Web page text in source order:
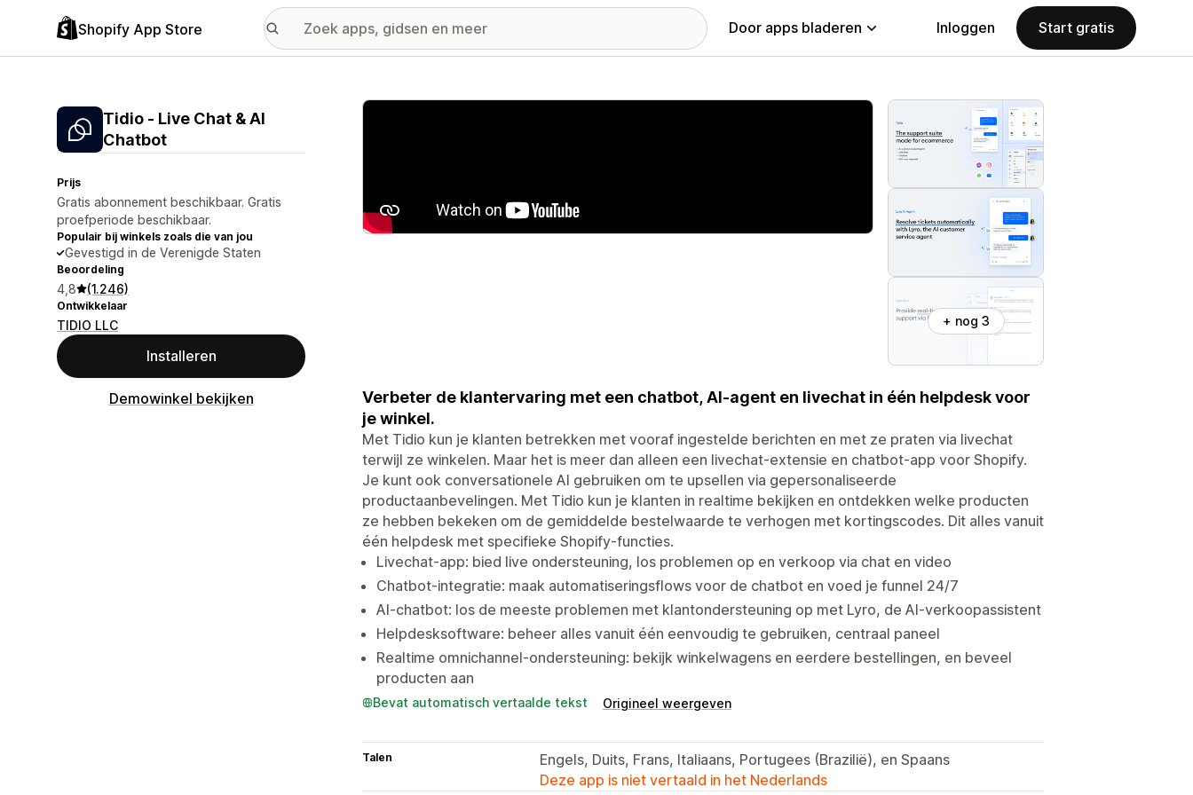
Shopify App Store Door apps bladeren Inloggen Start gratis
Tidio ‑ Live Chat & AI
Chatbot
Prijs
Gratis abonnement beschikbaar. Gratis
proefperiode beschikbaar.
Populair bij winkels zoals die van jou
Gevestigd in de Verenigde Staten
Beoordeling
4,8 (1.246)
Ontwikkelaar
TIDIO LLC
Installeren
Demowinkel bekijken
Galerij met uitgelichte afbeeldingen
+ nog 3
Verbeter de klantervaring met een chatbot, AI-agent en livechat in één helpdesk voor
je winkel.
Met Tidio kun je klanten betrekken met vooraf ingestelde berichten en met ze praten via livechat
terwijl ze winkelen. Maar het is meer dan alleen een livechat-extensie en chatbot-app voor Shopify.
Je kunt ook conversationele AI gebruiken om te upsellen via gepersonaliseerde
productaanbevelingen. Met Tidio kun je klanten in realtime bekijken en ontdekken welke producten
ze hebben bekeken om de gemiddelde bestelwaarde te verhogen met kortingscodes. Dit alles vanuit
één helpdesk met specifieke Shopify-functies.
Livechat-app: bied live ondersteuning, los problemen op en verkoop via chat en video
Chatbot-integratie: maak automatiseringsflows voor de chatbot en voed je funnel 24/7
AI-chatbot: los de meeste problemen met klantondersteuning op met Lyro, de AI-verkoopassistent
Helpdesksoftware: beheer alles vanuit één eenvoudig te gebruiken, centraal paneel
Realtime omnichannel-ondersteuning: bekijk winkelwagens en eerdere bestellingen, en beveel
producten aan
Bevat automatisch vertaalde tekst Origineel weergeven
Talen
Engels, Duits, Frans, Italiaans, Portugees (Brazilië), en Spaans
Deze app is niet vertaald in het Nederlands